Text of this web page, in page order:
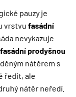
pauzy je
vrstvu fasádní
nevykazuje
prodyšnou
nátěrem s
ředit, ale
nátěr neředí.